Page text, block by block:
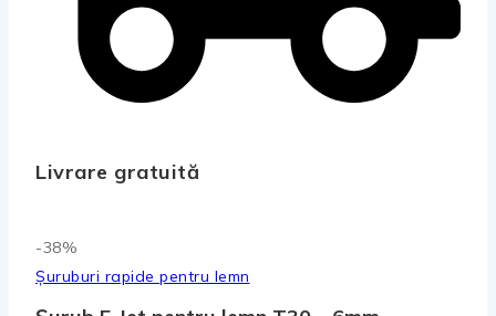
Livrare gratuită
-38%
la
Șuruburi rapide pentru lemn